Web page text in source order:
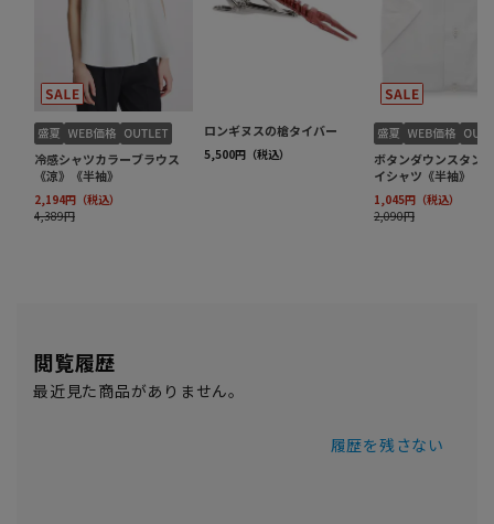
閲覧履歴
最近見た商品がありません。
履歴を残さない